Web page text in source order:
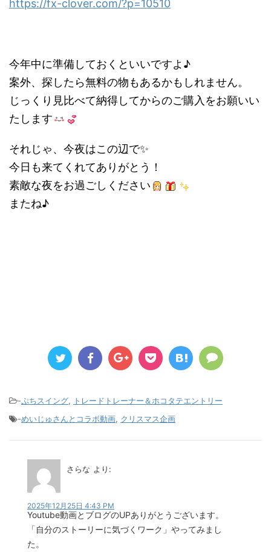
https://fx-clover.com/?p=10510
今年中に準備しておくといいですよ♪
案外、探したら無料の物もあるかもしれません。
じっくり見比べて納得してからのご購入をお願いい
たします
それじゃ、今夜はこの辺で✨
今日も来てくれてありがとう！
素敵な夜をお過ごしください
またね♪
-ぷちスイング, トレードトレーナー＆ホコタテエントリー
-めいじゅさんとコラボ動画, クリスマス企画
さらな より:
2025年12月25日 4:43 PM
Youtube動画とブログのUPありがとうございます。
「自分のストーリーに気づくワーク」やってみまし
た。